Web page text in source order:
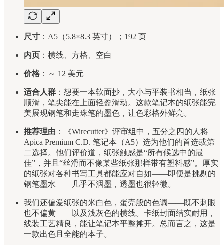
尺寸 ：A5（5.8×8.3 英寸）；192 页
内页 ：横线、方格、空白
价格 ：～ 12 美元
适合人群 ：想要一本软面抄，大小与平装书相当，纸张
顺滑，笔尖能在上面轻盈滑动。这款笔记本的纸张能完
美展现钢笔和走珠笔的墨色，让色彩格外鲜亮。
推荐理由 ：《Wirecutter》评审组中，五分之四的人将
Apica Premium C.D. 笔记本（A5）选为他们的首选或第
二选择。他们评价道，纸张触感是“所有候选中的最
佳”，并且“丝滑而不像某些纸张那样带有塑料感”。厚实
的纸张对各种书写工具都能应对自如——即便是挑剔的
钢笔墨水——几乎不洇墨，透墨也很轻微。
我们还偏爱纸张的米白色，蛋壳般的色调——既不刺眼
也不偏黄——以及浅灰色的横线。卡纸封面结实耐用，
线装工艺精良，能让笔记本平整摊开。总而言之，这是
一款出色且全能的本子。